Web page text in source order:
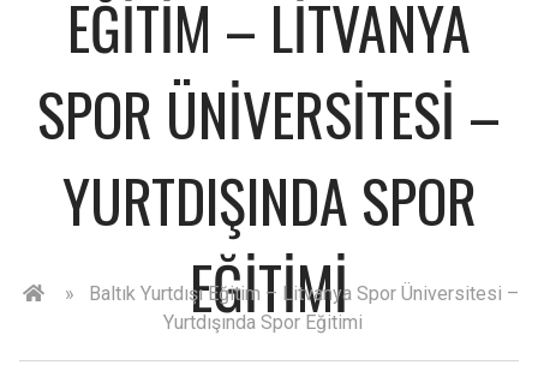
EĞITIM – LITVANYA
SPOR ÜNIVERSITESI –
YURTDIŞINDA SPOR
EĞITIMI
»
Baltık Yurtdışı Eğitim – Litvanya Spor Üniversitesi –
Yurtdışında Spor Eğitimi